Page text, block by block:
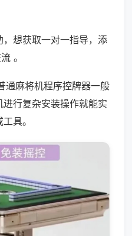
想获取一对一指导，添
。
通麻将机程序控牌器一般
行复杂安装操作就能实
具。